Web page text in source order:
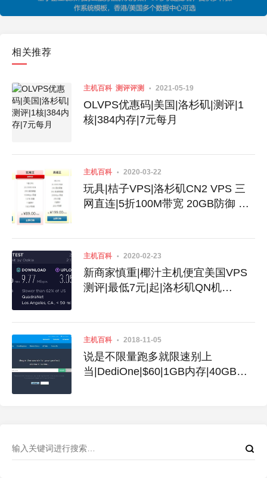
相关推荐
主机百科 测评评测 2021-05-19
OLVPS优惠码|美国|洛杉矶|测评|1
核|384内存|7元每月
主机百科 2020-03-22
玩具|桔子VPS|洛杉矶CN2 VPS 三
网直连|5折100M带宽 20GB防御 仅
主机百科 2020-02-23
新商家慎重|椰汁主机便宜美国VPS
测评|最低7元|起|洛杉矶QN机
主机百科 2018-11-05
说是不限量跑多就限速别上
当|DediOne|$60|1GB内存|40GB空